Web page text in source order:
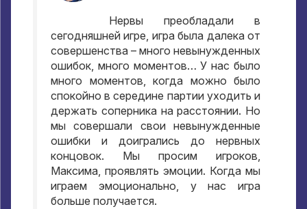
Нервы преобладали в
сегодняшней игре, игра была далека от
совершенства – много невынужденных
ошибок, много моментов… У нас было
много моментов, когда можно было
спокойно в середине партии уходить и
держать соперника на расстоянии. Но
мы совершали свои невынужденные
ошибки и доигрались до нервных
концовок. Мы просим игроков,
Максима, проявлять эмоции. Когда мы
играем эмоционально, у нас игра
больше получается.